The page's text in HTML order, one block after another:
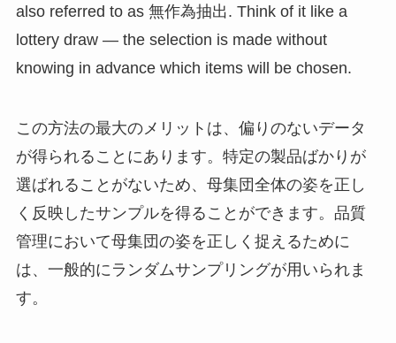
also referred to as 無作為抽出. Think of it like a
lottery draw — the selection is made without
knowing in advance which items will be chosen.
この方法の最大のメリットは、偏りのないデータ
が得られることにあります。特定の製品ばかりが
選ばれることがないため、母集団全体の姿を正し
く反映したサンプルを得ることができます。品質
管理において母集団の姿を正しく捉えるために
は、一般的にランダムサンプリングが用いられま
す。